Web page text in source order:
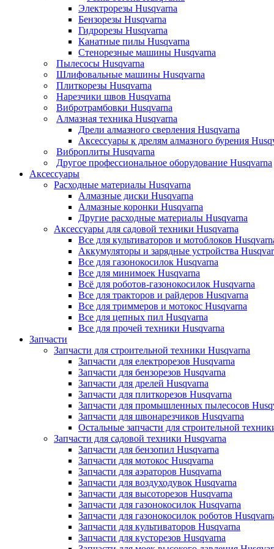
Электрорезы Husqvarna
Бензорезы Husqvarna
Гидрорезы Husqvarna
Канатные пилы Husqvarna
Стенорезные машины Husqvarna
Пылесосы Husqvarna
Шлифовальные машины Husqvarna
Плиткорезы Husqvarna
Нарезчики швов Husqvarna
Вибротрамбовки Husqvarna
Алмазная техника Husqvarna
Дрели алмазного сверления Husqvarna
Аксессуары к дрелям алмазного бурения
Виброплиты Husqvarna
Другое профессиональное оборудование Husqvarna
Аксессуары
Расходные материалы Husqvarna
Алмазные диски Husqvarna
Алмазные коронки Husqvarna
Другие расходные материалы Husqvarna
Аксессуары для садовой техники Husqvarna
Все для культиваторов и мотоблоков
Аккумуляторы и зарядные устройства
Все для газонокосилок Husqvarna
Все для минимоек Husqvarna
Всё для роботов-газонокосилок Husqvarna
Все для тракторов и райдеров Husqvarna
Все для триммеров и мотокос Husqvarna
Все для цепных пил Husqvarna
Все для прочей техники Husqvarna
Запчасти
Запчасти для строительной техники Husqvarna
Запчасти для електрорезов Husqvarna
Запчасти для бензорезов Husqvarna
Запчасти для дрелей Husqvarna
Запчасти для плиткорезов Husqvarna
Запчасти для промышленных пылесосов
Запчасти для швонарезчиков Husqvarna
Остальные запчасти для строительной
Запчасти для садовой техники Husqvarna
Запчасти для бензопил Husqvarna
Запчасти для мотокос Husqvarna
Запчасти для аэраторов Husqvarna
Запчасти для воздуходувок Husqvarna
Запчасти для высоторезов Husqvarna
Запчасти для газонокосилок Husqvarna
Запчасти для газонокосилок роботов
Запчасти для культиваторов Husqvarna
Запчасти для кусторезов Husqvarna